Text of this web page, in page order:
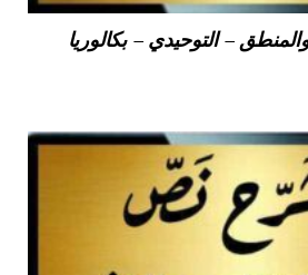
– التوحيدي – بكالوريا